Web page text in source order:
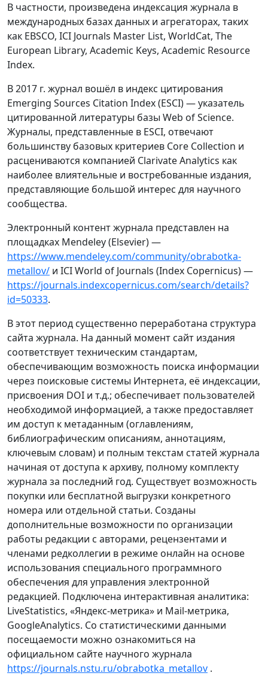
В частности, произведена индексация журнала в
международных базах данных и агрегаторах, таких
как EBSCO, ICI Journals Master List, WorldCat, The
European Library, Academic Keys, Academic Resource
Index.
В 2017 г. журнал вошёл в индекс цитирования
Emerging Sources Citation Index (ESCI) — указатель
цитированной литературы базы Web of Science.
Журналы, представленные в ESCI, отвечают
большинству базовых критериев Core Collection и
расцениваются компанией Clarivate Analytics как
наиболее влиятельные и востребованные издания,
представляющие большой интерес для научного
сообщества.
Электронный контент журнала представлен на
площадках Mendeley (Elsevier) —
https://www.mendeley.com/community/obrabotka-
metallov/ и ICI World of Journals (Index Copernicus) —
https://journals.indexcopernicus.com/search/details?
id=50333.
В этот период существенно переработана структура
сайта журнала. На данный момент сайт издания
соответствует техническим стандартам,
обеспечивающим возможность поиска информации
через поисковые системы Интернета, её индексации,
присвоения DOI и т.д.; обеспечивает пользователей
необходимой информацией, а также предоставляет
им доступ к метаданным (оглавлениям,
библиографическим описаниям, аннотациям,
ключевым словам) и полным текстам статей журнала
начиная от доступа к архиву, полному комплекту
журнала за последний год. Существует возможность
покупки или бесплатной выгрузки конкретного
номера или отдельной статьи. Созданы
дополнительные возможности по организации
работы редакции с авторами, рецензентами и
членами редколлегии в режиме онлайн на основе
использования специального программного
обеспечения для управления электронной
редакцией. Подключена интерактивная аналитика:
LiveStatistics, «Яндекс-метрика» и Mail-метрика,
GoogleAnalytics. Со статистическими данными
посещаемости можно ознакомиться на
официальном сайте научного журнала
https://journals.nstu.ru/obrabotka_metallov .